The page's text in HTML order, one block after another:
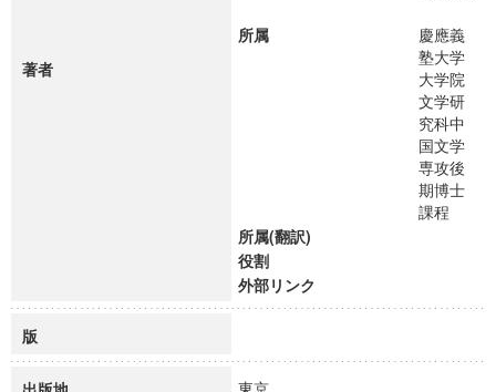
著者
所属
慶應義
塾大学
大学院
文学研
究科中
国文学
専攻後
期博士
課程
所属(翻訳)
役割
外部リンク
版
東京